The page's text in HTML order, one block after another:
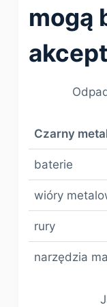
mogą
Czarny
baterie
wióry
rury
narzędzia